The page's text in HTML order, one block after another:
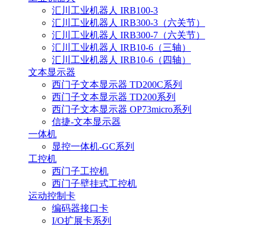
汇川工业机器人 IRB100-3
汇川工业机器人 IRB300-3（六关节）
汇川工业机器人 IRB300-7（六关节）
汇川工业机器人 IRB10-6（三轴）
汇川工业机器人 IRB10-6（四轴）
文本显示器
西门子文本显示器 TD200C系列
西门子文本显示器 TD200系列
西门子文本显示器 OP73micro系列
信捷-文本显示器
一体机
显控一体机-GC系列
工控机
西门子工控机
西门子壁挂式工控机
运动控制卡
编码器接口卡
I/O扩展卡系列